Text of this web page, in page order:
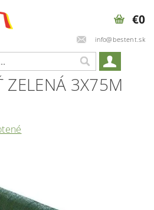
info@bestent.sk
€0
ZELENÁ 3X75M